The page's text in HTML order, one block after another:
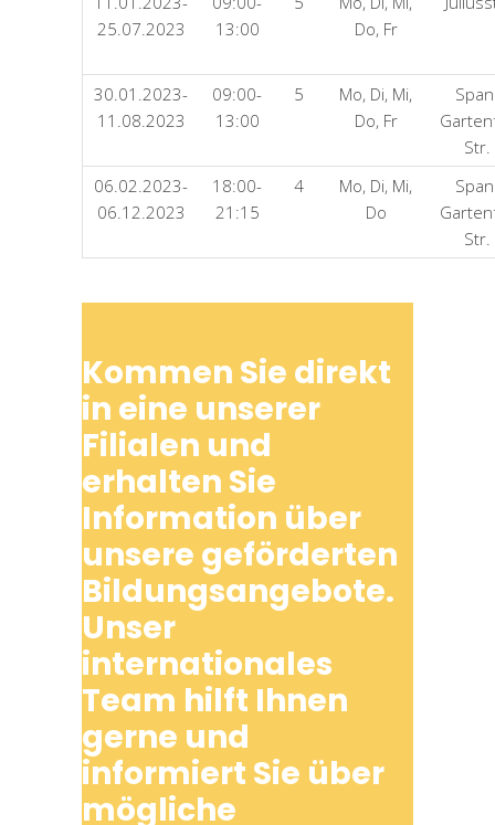
25.07.2023
13:00
Do, Fr
30.01.2023-
11.08.2023
09:00-
13:00
5
Mo, Di, Mi,
Do, Fr
06.02.2023-
06.12.2023
18:00-
21:15
4
Mo, Di, Mi,
Do
Kommen Sie direkt
in eine unserer
Filialen und
erhalten Sie
Information über
unsere geförderten
Bildungsangebote.
Unser
internationales
Team hilft Ihnen
gerne und
informiert Sie über
mögliche